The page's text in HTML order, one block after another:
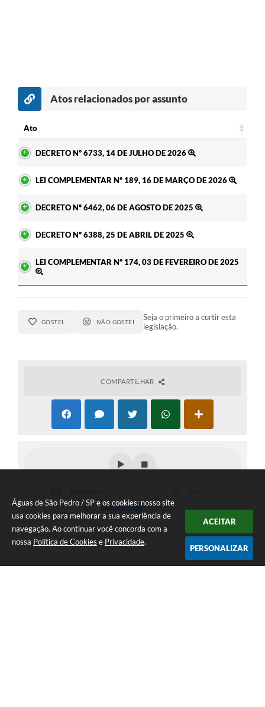
Águas de São Pedro / SP e os cookies: nosso site
usa cookies para melhorar a sua experiência de
navegação. Ao continuar você concorda com a
nossa Política de Cookies e Privacidade.
ACEITAR
PERSONALIZAR
Atos relacionados por assunto
Ato
DECRETO Nº 6733, 14 DE JULHO DE 2026
LEI COMPLEMENTAR Nº 189, 16 DE MARÇO DE 2026
DECRETO Nº 6462, 06 DE AGOSTO DE 2025
DECRETO Nº 6388, 25 DE ABRIL DE 2025
LEI COMPLEMENTAR Nº 174, 03 DE FEVEREIRO DE 2025
GOSTEI NÃO GOSTEI
Seja o primeiro a curtir esta
legislação.
COMPARTILHAR